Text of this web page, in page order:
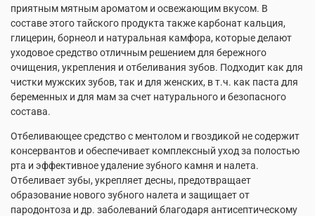
приятным мятным ароматом и освежающим вкусом. В
составе этого тайского продукта также карбонат кальция,
глицерин, борнеол и натуральная камфора, которые делают
уходовое средство отличным решением для бережного
очищения, укрепления и отбеливания зубов. Подходит как для
чистки мужских зубов, так и для женских, в т.ч. как паста для
беременных и для мам за счет натурального и безопасного
состава.
Отбеливающее средство с ментолом и гвоздикой не содержит
консервантов и обеспечивает комплексный уход за полостью
рта и эффективное удаление зубного камня и налета.
Отбеливает зубы, укрепляет десны, предотвращает
образование нового зубного налета и защищает от
пародонтоза и др. заболеваний благодаря антисептическому